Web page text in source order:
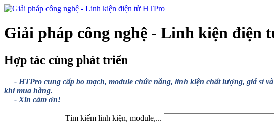
Giải pháp công nghệ - Linh kiện điện
Hợp tác cùng phát triển
- HTPro cung cấp bo mạch, module chức năng, linh kiện chất lượng, giá sỉ
khi mua hàng.
- Xin cảm ơn!
Tìm kiếm linh kiện, module,...